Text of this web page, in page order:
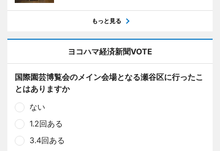
もっと見る
ヨコハマ経済新聞VOTE
国際園芸博覧会のメイン会場となる瀬谷区に行ったこ
とはありますか
ない
1.2回ある
3.4回ある